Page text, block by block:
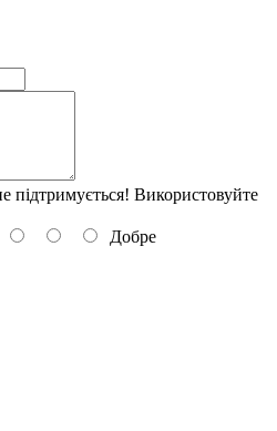
підтримується! Використовуйте
Добре